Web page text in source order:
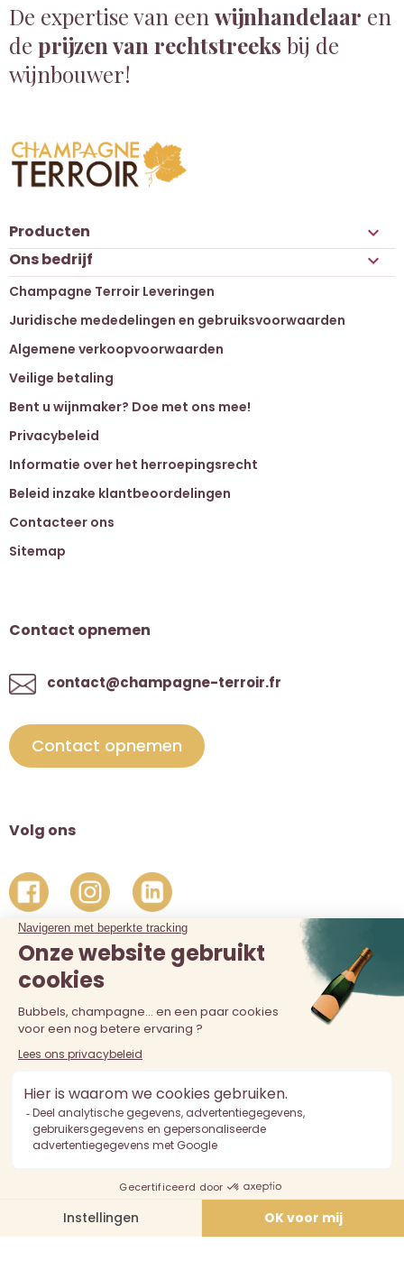
De expertise van een wijnhandelaar en
de prijzen van rechtstreeks bij de
wijnbouwer!
Producten 
Ons bedrijf 
Champagne Terroir Leveringen
Juridische mededelingen en gebruiksvoorwaarden
Algemene verkoopvoorwaarden
Veilige betaling
Bent u wijnmaker? Doe met ons mee!
Privacybeleid
Informatie over het herroepingsrecht
Beleid inzake klantbeoordelingen
Contacteer ons
Sitemap
Contact opnemen
contact@champagne-terroir.fr
Contact opnemen
Volg ons
De verkoop van alcohol aan personen jonger dan 18 jaar is
verboden. Alcoholmisbruik is schadelijk voor de gezondheid.